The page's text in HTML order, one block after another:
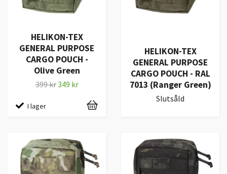
HELIKON-TEX
GENERAL PURPOSE
CARGO POUCH -
Olive Green
399 kr349 kr
I lager
HELIKON-TEX
GENERAL PURPOSE
CARGO POUCH - RAL
7013 (Ranger Green)
Slutsåld